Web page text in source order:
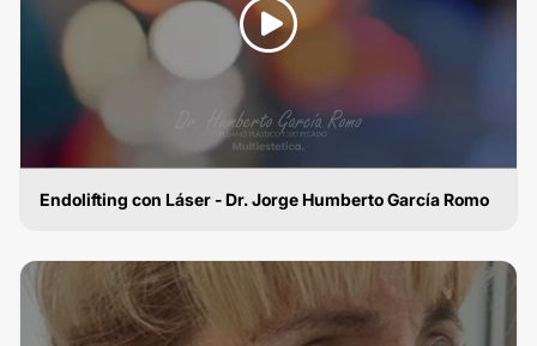
Endolifting con Láser - Dr. Jorge Humberto García Romo